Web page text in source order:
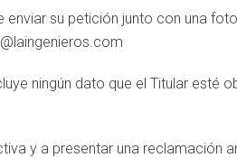
enviar su petición junto con una
ningún dato que el Titular esté
y a presentar una reclamación